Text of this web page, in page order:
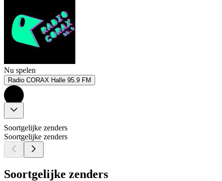
Nu spelen
Radio CORAX Halle 95.9 FM
Soortgelijke zenders
Soortgelijke zenders
Soortgelijke zenders